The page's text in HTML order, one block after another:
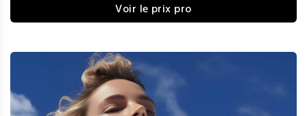
Voir le prix pro